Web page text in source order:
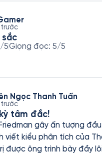
trước
sắc
/5Giọng đọc: 5/5
Ngọc Thanh Tuấn
trước
tâm đắc!
gây ấn tượng đầu
viết kiểu phân tích của
được ông trình bày đầy